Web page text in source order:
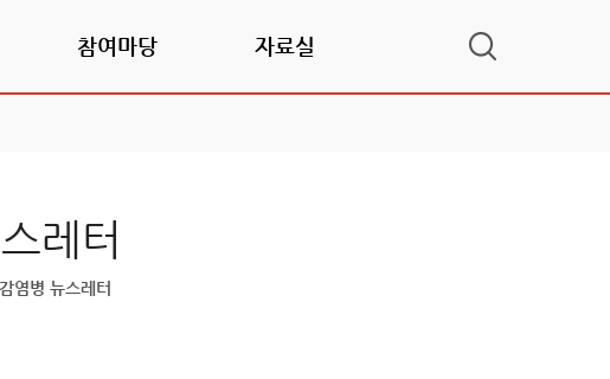
참여마당 자료실
레터
감염병 뉴스레터